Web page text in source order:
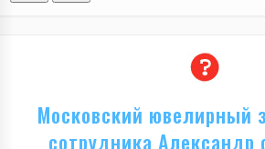
Московский ювелирный
сотрудника Александр